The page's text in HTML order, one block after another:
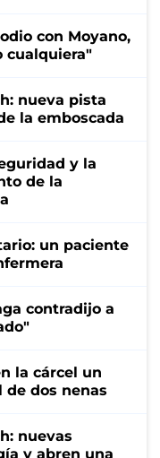
con Moyano,
cualquiera"
nueva pista
la emboscada
y la
de la
un paciente
contradijo a
la cárcel un
de dos nenas
nuevas
y abren una